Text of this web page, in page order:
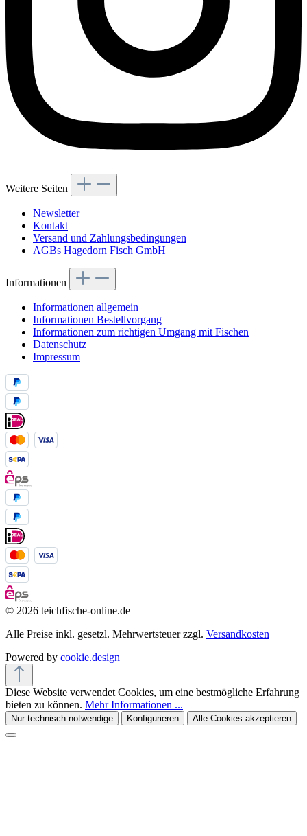
Weitere Seiten
Newsletter
Kontakt
Versand und Zahlungsbedingungen
AGBs Hagedorn Fisch GmbH
Informationen
Informationen allgemein
Informationen Bestellvorgang
Informationen zum richtigen Umgang mit Fischen
Datenschutz
Impressum
© 2026 teichfische-online.de
Alle Preise inkl. gesetzl. Mehrwertsteuer zzgl. Versandkosten
Powered by cookie.design
Diese Website verwendet Cookies, um eine bestmögliche Erfahrung
bieten zu können. Mehr Informationen ...
Nur technisch notwendige Konfigurieren Alle Cookies akzeptieren